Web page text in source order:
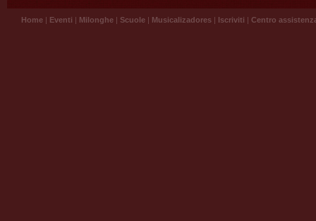
Home | Eventi | Milonghe | Scuole | Musicalizadores | Iscriviti | Centro